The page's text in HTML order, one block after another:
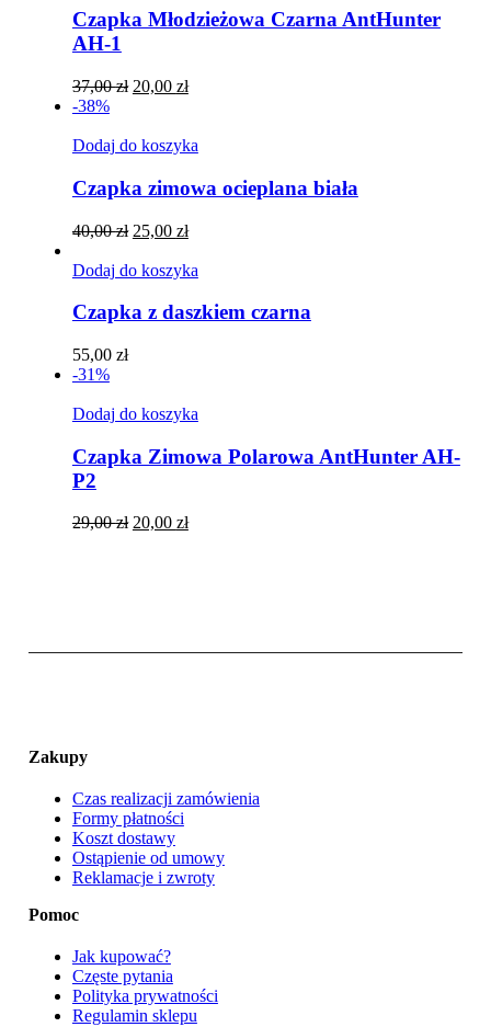
Czapka Młodzieżowa Czarna AntHunter
AH-1
37,00zł Pierwotna
37,00 zł.
20,00 złAktualna
20,00 zł.
-38%
Dodaj do koszyka
Czapka zimowa ocieplana biała
40,00zł Pierwotna
wynosiła:
25,00 złAktualna
wynosi:
Dodaj do koszyka
Czapka z daszkiem czarna
55,00 zł
-31%
Dodaj do koszyka
Czapka Zimowa Polarowa AntHunter AH-
P2
29,00zł Pierwotna
20,00 złAktualna
Zakupy
Czas realizacji zamówienia
Formy płatności
Koszt dostawy
Ostąpienie od umowy
Reklamacje i zwroty
Pomoc
Jak kupować?
Częste pytania
Polityka prywatności
Regulamin sklepu